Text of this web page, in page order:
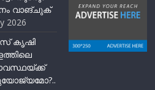
വാങ്ചുക്
2026
കൃഷി